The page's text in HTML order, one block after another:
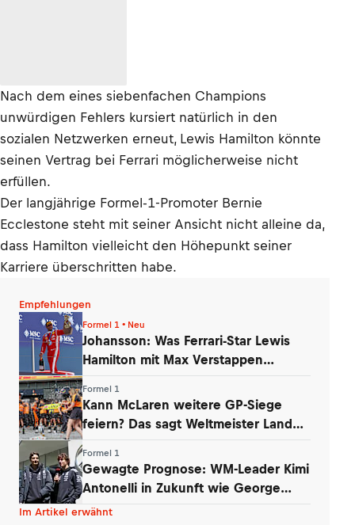
Nach dem eines siebenfachen Champions
unwürdigen Fehlers kursiert natürlich in den
sozialen Netzwerken erneut, Lewis Hamilton könnte
seinen Vertrag bei Ferrari möglicherweise nicht
erfüllen.
Der langjährige Formel-1-Promoter Bernie
Ecclestone steht mit seiner Ansicht nicht alleine da,
dass Hamilton vielleicht den Höhepunkt seiner
Karriere überschritten habe.
Empfehlungen
Formel 1 • Neu
Johansson: Was Ferrari-Star Lewis
Hamilton mit Max Verstappen
Formel 1
Kann McLaren weitere GP-Siege
feiern? Das sagt Weltmeister Lando
Formel 1
Gewagte Prognose: WM-Leader Kimi
Antonelli in Zukunft wie George
Russell
Im Artikel erwähnt